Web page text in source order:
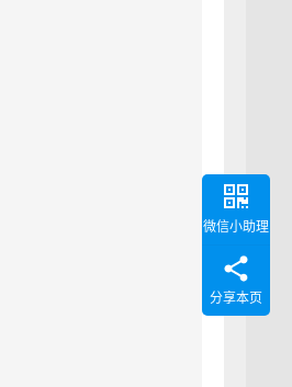
微信小助理
分享本页